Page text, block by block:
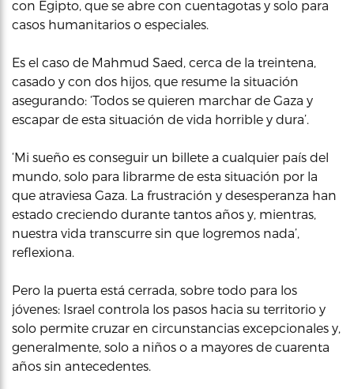
con Egipto, que se abre con cuentagotas y solo para
casos humanitarios o especiales.
Es el caso de Mahmud Saed, cerca de la treintena,
casado y con dos hijos, que resume la situación
asegurando: ‘Todos se quieren marchar de Gaza y
escapar de esta situación de vida horrible y dura’.
‘Mi sueño es conseguir un billete a cualquier país del
mundo, solo para librarme de esta situación por la
que atraviesa Gaza. La frustración y desesperanza han
estado creciendo durante tantos años y, mientras,
nuestra vida transcurre sin que logremos nada’,
reflexiona.
Pero la puerta está cerrada, sobre todo para los
jóvenes: Israel controla los pasos hacia su territorio y
solo permite cruzar en circunstancias excepcionales y,
generalmente, solo a niños o a mayores de cuarenta
años sin antecedentes.